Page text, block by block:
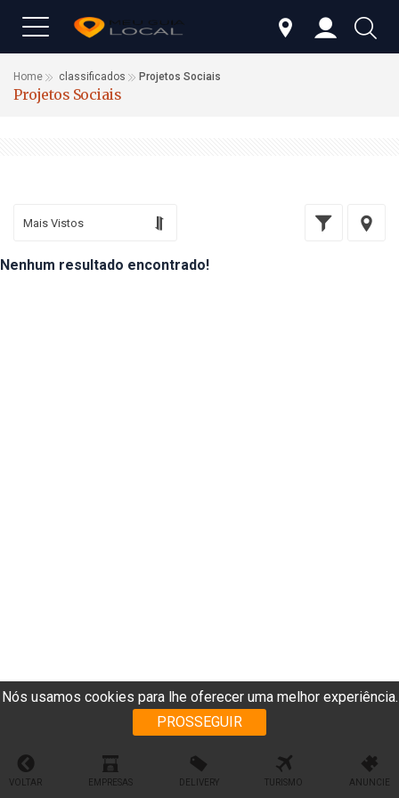
Nós usamos cookies para lhe oferecer uma melhor experiência.
PROSSEGUIR
Home classificados Projetos Sociais
Projetos Sociais
Nenhum resultado encontrado!
VOLTAR EMPRESAS DELIVERY TURISMO ANUNCIE